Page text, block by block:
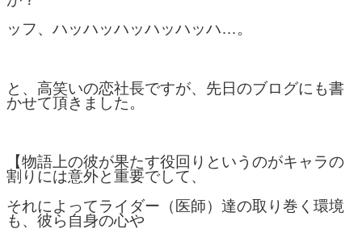
ッフ、ハッハッハッハッハッハ…。
と、高笑いの恋社長ですが、先日のブログにも書
かせて頂きました。
【物語上の彼が果たす役回りというのがキャラの
割りには意外と重要でして、
それによってライダー（医師）達の取り巻く環境
も、彼ら自身の心や